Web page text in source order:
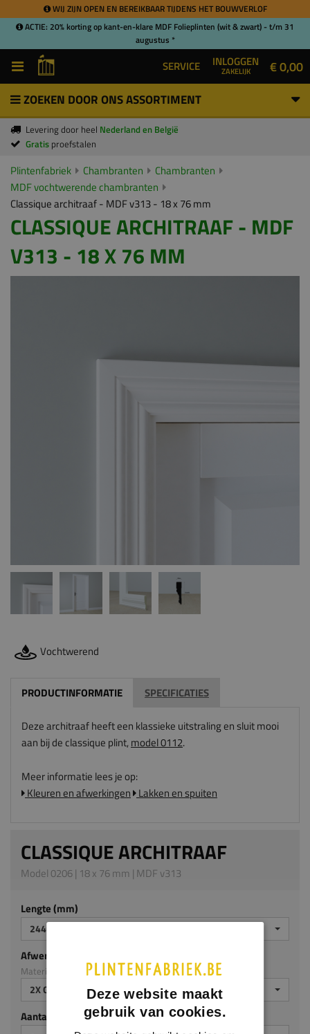
WIJ ZIJN OPEN EN BEREIKBAAR TIJDENS HET BOUWVERLOF
ACTIE: 20% korting op kant-en-klare MDF Folieplinten (wit & zwart) - t/m 31
augustus *
SERVICE INLOGGEN
ZAKELIJK € 0,00
ZOEKEN DOOR ONS ASSORTIMENT
Levering door heel Nederland en België
Gratis proefstalen
Plintenfabriek Chambranten
Chambranten
MDF vochtwerende chambranten
Classique architraaf - MDF v313 - 18 x 76 mm
CLASSIQUE ARCHITRAAF - MDF
V313 - 18 X 76 MM
Vochtwerend
PRODUCTINFORMATIE SPECIFICATIES
Deze architraaf heeft een klassieke uitstraling en sluit mooi
aan bij de classique plint,model 0112.
Meer informatie lees je op:
Kleuren en afwerkingen Lakken en spuiten
CLASSIQUE ARCHITRAAF
Model 0206 | 18 x 76 mm | MDF v313
Lengte (mm)
2440 MM
Afwerking
Materiaal: MDF v313
2X GEGROND
Aantal stuks
Deze website maakt
gebruik van cookies.